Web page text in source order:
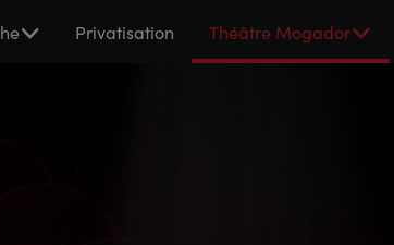
Privatisation Théâtre Mogador